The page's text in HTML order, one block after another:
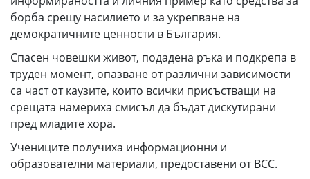
борба срещу насилието и за укрепване на
демократичните ценности в България.
Спасен човешки живот, подадена ръка и подкрепа в
труден момент, опазване от различни зависимости
са част от каузите, които всички присъстващи на
срещата намериха смисъл да бъдат дискутирани
пред младите хора.
Учениците получиха информационни и
образователни материали, предоставени от ВСС.